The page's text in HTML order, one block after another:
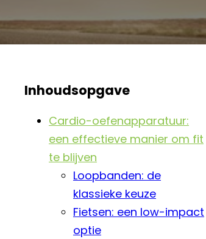
Inhoudsopgave
Cardio-oefenapparatuur:
een effectieve manier om fit
te blijven
Loopbanden: de
klassieke keuze
Fietsen: een low-impact
optie